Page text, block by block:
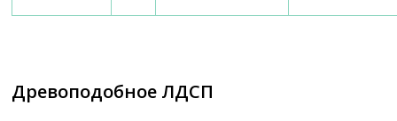
Древоподобное ЛДСП